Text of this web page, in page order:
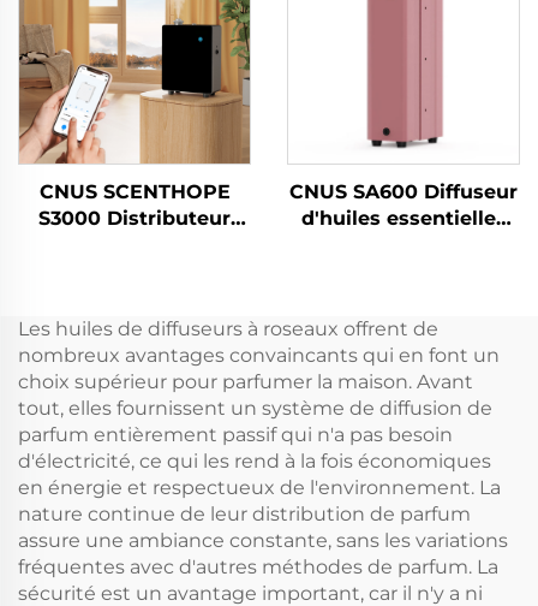
Rafraîchisseur d'air
Machine de parfum
d'air
sans fil WIFI
CNUS SCENTHOPE
S3000 Distributeur
acrylique Système de
diffusion Machine de
parfum
CNUS SA600 Diffuseur
d'huiles essentielles
sans eau pour CVC et
hôtel
Les huiles de diffuseurs à roseaux offrent de
nombreux avantages convaincants qui en font un
choix supérieur pour parfumer la maison. Avant
tout, elles fournissent un système de diffusion de
parfum entièrement passif qui n'a pas besoin
d'électricité, ce qui les rend à la fois économiques
en énergie et respectueux de l'environnement. La
nature continue de leur distribution de parfum
assure une ambiance constante, sans les variations
fréquentes avec d'autres méthodes de parfum. La
sécurité est un avantage important, car il n'y a ni